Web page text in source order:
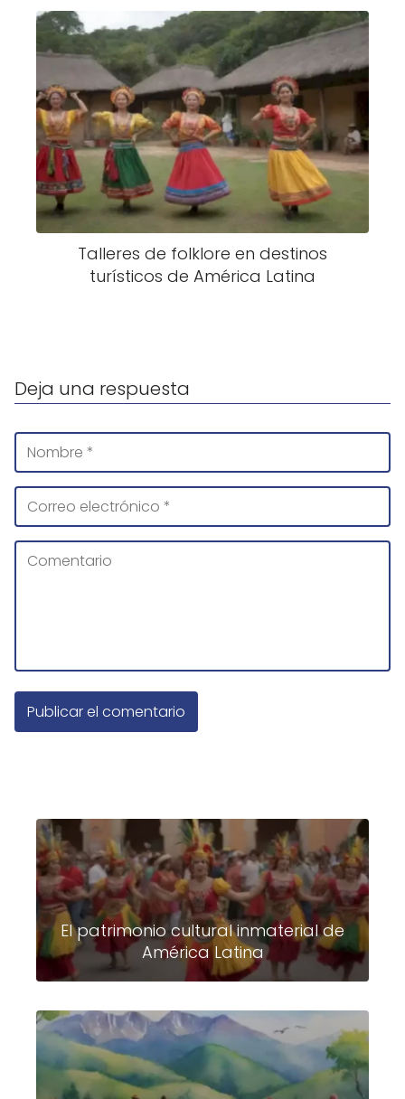
Talleres de folklore en destinos
turísticos de América Latina
Deja una respuesta
El patrimonio cultural inmaterial de
América Latina